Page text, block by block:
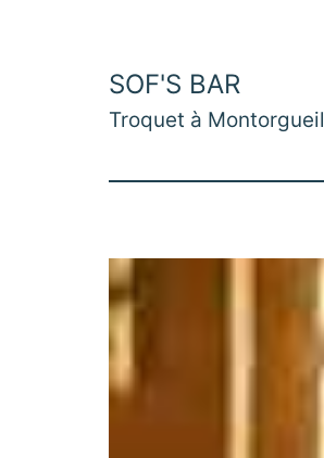
SOF'S BAR
Troquet à Montorgueil